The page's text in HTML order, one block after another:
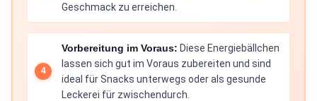
Geschmack zu erreichen.
Vorbereitung im Voraus: Diese Energiebällchen
lassen sich gut im Voraus zubereiten und sind
ideal für Snacks unterwegs oder als gesunde
Leckerei für zwischendurch.